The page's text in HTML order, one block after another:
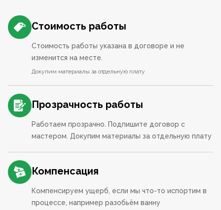
Стоимость работы
Стоимость работы указана в договоре и не
изменится на месте.
Докупим материалы за отдельную плату
Прозрачность работы
Работаем прозрачно. Подпишите договор с
мастером. Докупим материалы за отдельную плату
Компенсация
Компенсируем ущерб, если мы что-то испортим в
процессе, например разобьём ванну